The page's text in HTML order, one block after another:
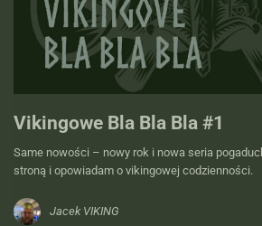
Vikingowe Bla Bla Bla #1
Same nowości – nowy rok i nowa seria
stroną i opowiadam o vikingowej codzienności.
Jacek VIKING